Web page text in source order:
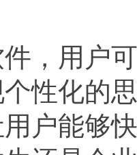
，用户
性化的
户能够